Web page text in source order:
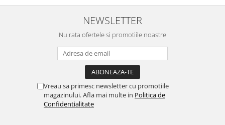
Aparate de Aer conditionat 18000
Aparate de Aer conditionat 24000
Aparate de Aer conditionat 27000
Panouri solare
Panouri solare presurizate si
nepresurizate
NEWSLETTER
Nu rata ofertele si promotiile noastre
Vreau sa primesc newsletter cu promotiile
magazinului. Afla mai multe in Politica de
Confidentialitate